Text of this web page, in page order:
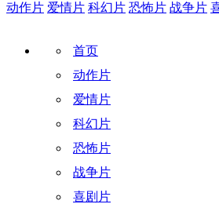
动作片 爱情片 科幻片 恐怖片 战争片
首页
动作片
爱情片
科幻片
恐怖片
战争片
喜剧片